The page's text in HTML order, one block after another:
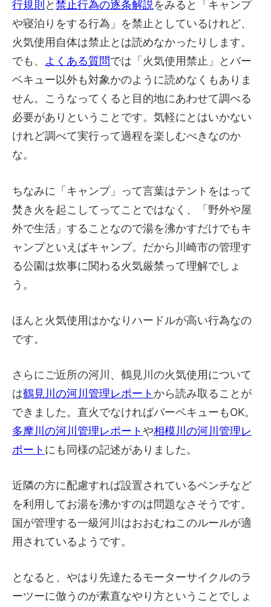
行規則 と禁止行為の逐条解説をみると「キャンプ
や寝泊りをする行為」を禁止としているけれど、
火気使用自体は禁止とは読めなかったりします。
でも、 よくある質問では「火気使用禁止」とバー
ベキュー以外も対象かのように読めなくもありま
せん。こうなってくると目的地にあわせて調べる
必要がありということです。気軽にとはいかない
けれど調べて実行って過程を楽しむべきなのか
な。
ちなみに「キャンプ」って言葉はテントをはって
焚き火を起こしてってことではなく、「野外や屋
外で生活」することなので湯を沸かすだけでもキ
ャンプといえばキャンプ。だから川崎市の管理す
る公園は炊事に関わる火気厳禁って理解でしょ
う。
ほんと火気使用はかなりハードルが高い行為なの
です。
さらにご近所の河川、鶴見川の火気使用について
は鶴見川の河川管理レポート から読み取ることが
できました。直火でなければバーベキューもOK。
多摩川の河川管理レポートや相模川の河川管理レ
ポート にも同様の記述がありました。
近隣の方に配慮すれば設置されているベンチなど
を利用してお湯を沸かすのは問題なさそうです。
国が管理する一級河川はおおむねこのルールが適
用されているようです。
となると、やはり先達たるモーターサイクルのラ
ーツーに倣うのが素直なやり方ということでしょ